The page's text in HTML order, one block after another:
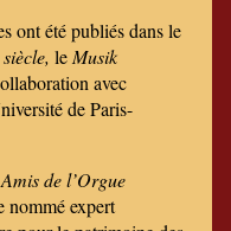
ont été publiés dans le
siècle, leMusik
avec
de Paris-
de l’Orgue
nommé expert